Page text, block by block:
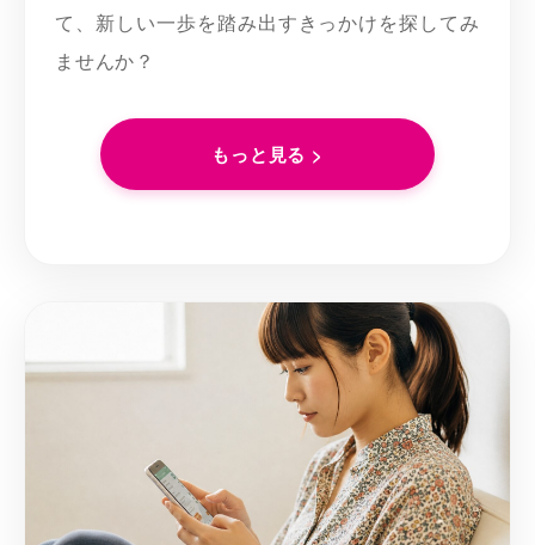
て、新しい一歩を踏み出すきっかけを探してみ
ませんか？
もっと見る >